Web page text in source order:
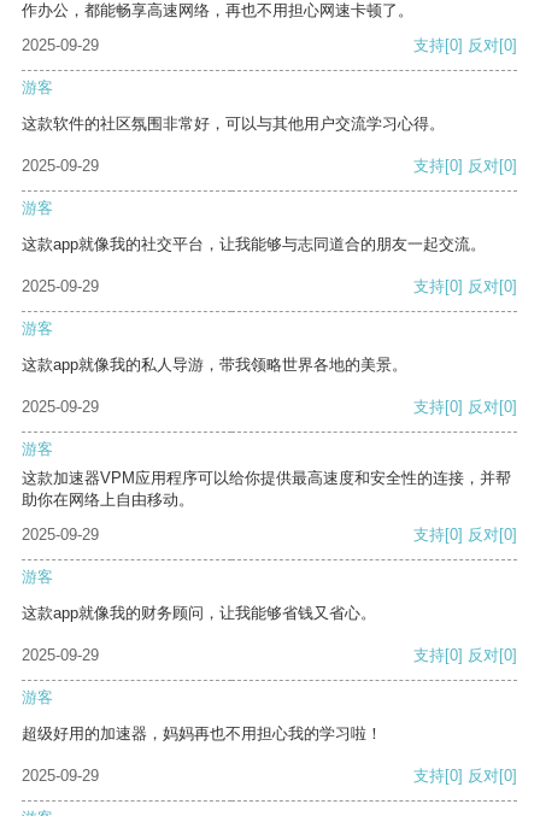
作办公，都能畅享高速网络，再也不用担心网速卡顿了。
2025-09-29
支持[0] 反对[0]
游客
这款软件的社区氛围非常好，可以与其他用户交流学习心得。
2025-09-29 支持[0] 反对[0]
游客
这款app就像我的社交平台，让我能够与志同道合的朋友一起交流。
2025-09-29 支持[0] 反对[0]
游客
这款app就像我的私人导游，带我领略世界各地的美景。
2025-09-29 支持[0] 反对[0]
游客
这款加速器VPM应用程序可以给你提供最高速度和安全性的连接，并帮
助你在网络上自由移动。
2025-09-29
支持[0] 反对[0]
游客
这款app就像我的财务顾问，让我能够省钱又省心。
2025-09-29 支持[0] 反对[0]
游客
超级好用的加速器，妈妈再也不用担心我的学习啦！
2025-09-29 支持[0] 反对[0]